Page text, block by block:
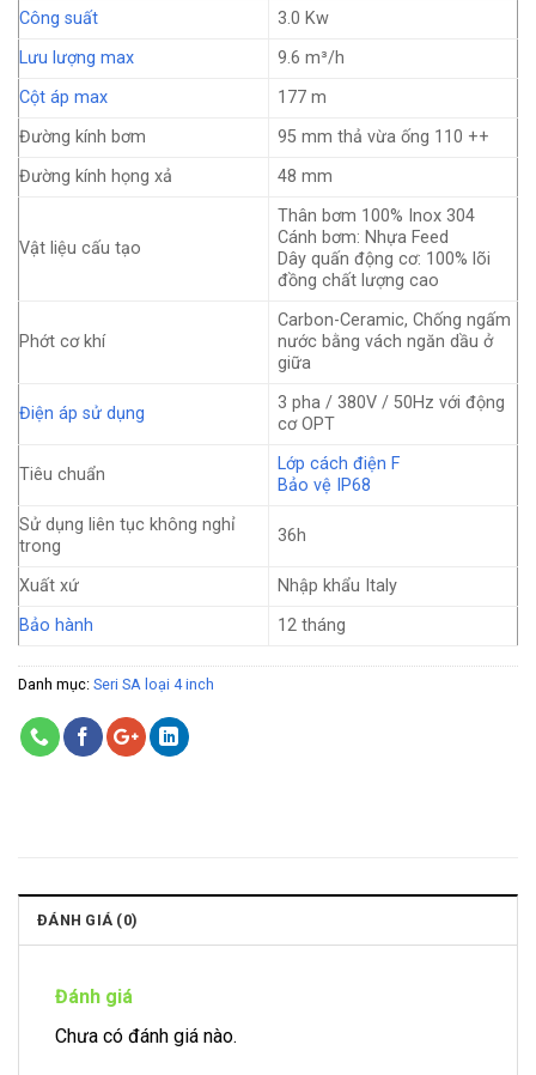
Công suất
3.0 Kw
Lưu lượng max
9.6 m³/h
Cột áp max
177 m
Đường kính bơm
95 mm thả vừa ống 110 ++
Đường kính họng xả
48 mm
Vật liệu cấu tạo
Thân bơm 100% Inox 304
Cánh bơm: Nhựa Feed
Dây quấn động cơ: 100% lõi
đồng chất lượng cao
Phớt cơ khí
Carbon-Ceramic, Chống ngấm
nước bằng vách ngăn dầu ở
giữa
Điện áp sử dụng
3 pha / 380V / 50Hz với động
cơ OPT
Tiêu chuẩn
Lớp cách điện F
Bảo vệ IP68
Sử dụng liên tục không nghỉ
trong
36h
Xuất xứ
Nhập khẩu Italy
Bảo hành
12 tháng
Danh mục: Seri SA loại 4 inch
ĐÁNH GIÁ (0)
Đánh giá
Chưa có đánh giá nào.